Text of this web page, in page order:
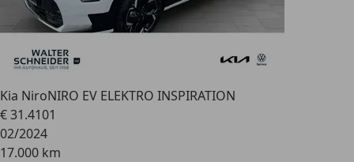
Kia NiroNIRO EV ELEKTRO INSPIRATION
€ 31.4101
02/2024
17.000 km